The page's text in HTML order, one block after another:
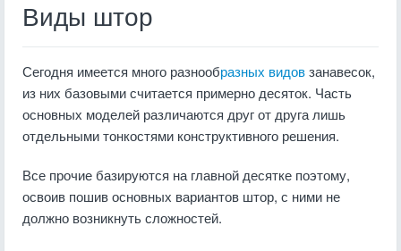
Виды штор
Сегодня имеется много разнообразных видовзанавесок,
из них базовыми считается примерно десяток. Часть
основных моделей различаются друг от друга лишь
отдельными тонкостями конструктивного решения.
Все прочие базируются на главной десятке поэтому,
освоив пошив основных вариантов штор, с ними не
должно возникнуть сложностей.